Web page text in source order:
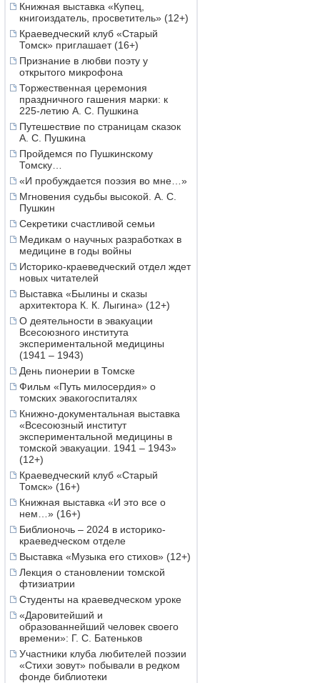
Книжная выставка «Купец,
книгоиздатель, просветитель» (12+)
Краеведческий клуб «Старый
Томск» приглашает (16+)
Признание в любви поэту у
открытого микрофона
Торжественная церемония
праздничного гашения марки: к
225-летию А. С. Пушкина
Путешествие по страницам сказок
А. С. Пушкина
Пройдемся по Пушкинскому
Томску…
«И пробуждается поэзия во мне…»
Мгновения судьбы высокой. А. С.
Пушкин
Секретики счастливой семьи
Медикам о научных разработках в
медицине в годы войны
Историко-краеведческий отдел ждет
новых читателей
Выставка «Былины и сказы
архитектора К. К. Лыгина» (12+)
О деятельности в эвакуации
Всесоюзного института
экспериментальной медицины
(1941 – 1943)
День пионерии в Томске
Фильм «Путь милосердия» о
томских эвакогоспиталях
Книжно-документальная выставка
«Всесоюзный институт
экспериментальной медицины в
томской эвакуации. 1941 – 1943»
(12+)
Краеведческий клуб «Старый
Томск» (16+)
Книжная выставка «И это все о
нем…» (16+)
Библионочь – 2024 в историко-
краеведческом отделе
Выставка «Музыка его стихов» (12+)
Лекция о становлении томской
фтизиатрии
Студенты на краеведческом уроке
«Даровитейший и
образованнейший человек своего
времени»: Г. С. Батеньков
Участники клуба любителей поэзии
«Стихи зовут» побывали в редком
фонде библиотеки